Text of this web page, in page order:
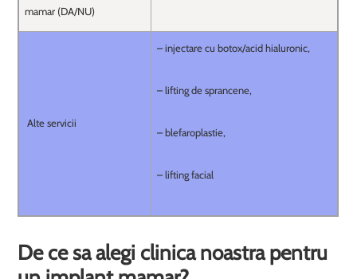
mamar (DA/NU)
Alte servicii
– injectare cu botox/acid hialuronic,
– lifting de sprancene,
– blefaroplastie,
– lifting facial
De ce sa alegi clinica noastra pentru